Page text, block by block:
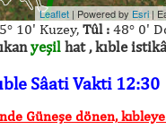
Leaflet | Powered by Esri|
10' Kuzey, Tûl : 48° 0'
yeşilhat , kıble
Sâati Vakti 12:30
Güneşe dönen,